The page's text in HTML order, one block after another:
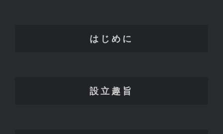
はじめに
設立趣旨